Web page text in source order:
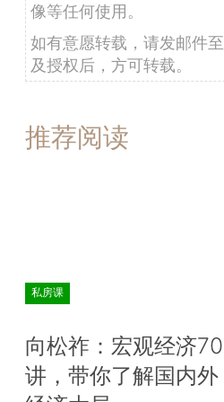
像等任何使用。
如有意愿转载，请发邮件至
及授权后，方可转载。
推荐阅读
私房课
向松祚：宏观经济70
讲，带你了解国内外